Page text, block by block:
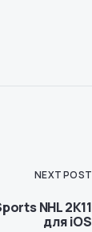
NEXT POST
NHL 2K11
для iOS